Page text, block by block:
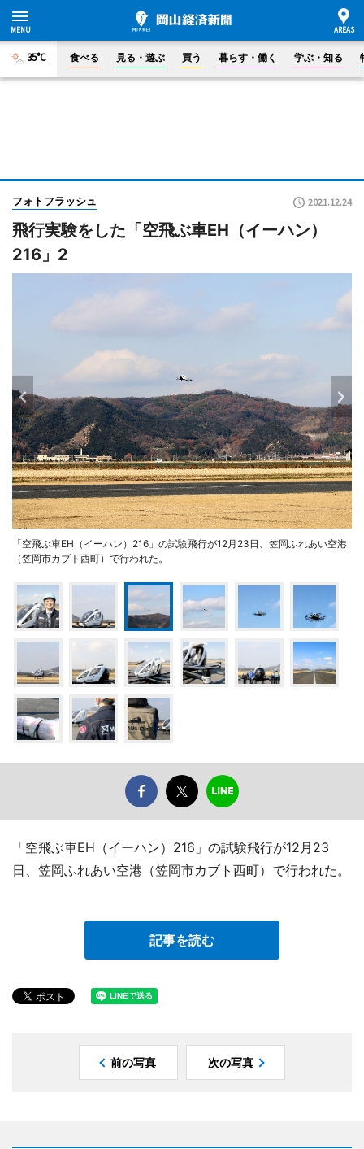
35°C 食べる 見る・遊ぶ 買う 暮らす・働く 学ぶ・知る
フォトフラッシュ 2021.12.24
飛行実験をした「空飛ぶ車EH（イーハン）
216」2
「空飛ぶ車EH（イーハン）216」の試験飛行が12月23日、笠岡ふれあい空港
（笠岡市カブト西町）で行われた。
「空飛ぶ車EH（イーハン）216」の試験飛行が12月23
日、笠岡ふれあい空港（笠岡市カブト西町）で行われた。
記事を読む
前の写真 次の写真